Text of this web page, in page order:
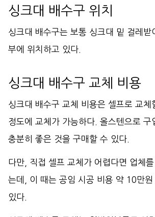
싱크대 배수구 위치
싱크대 배수구는 보통 싱크대 밑 걸레받
부에 위치하고 있다.
싱크대 배수구 교체 비용
싱크대 배수구 교체 비용은 셀프로 교체
정도에 교체가 가능하다. 올스텐으로 구
충분히 좋은 것을 구매할 수 있다.
다만, 직접 셀프 교체가 어렵다면 업체
는데, 이 때는 공임 시공 비용 약 10만원
있다.